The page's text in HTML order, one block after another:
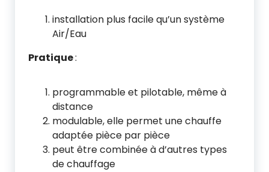
installation plus facile qu’un système
Air/Eau
Pratique:
programmable et pilotable, même à
distance
modulable, elle permet une chauffe
adaptée pièce par pièce
peut être combinée à d’autres types
de chauffage